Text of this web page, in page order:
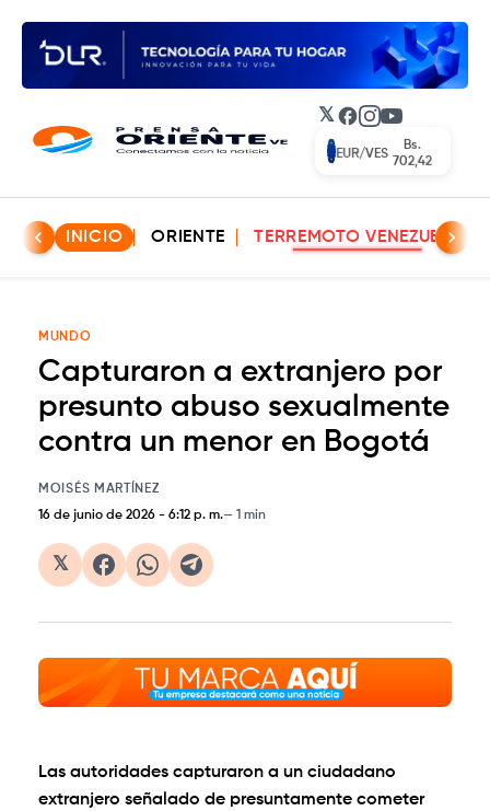
𝕏 Facebook
Instagram
YouTube
EUR/VES
Bs.
702,42
INICIO ORIENTE TERREMOTO VENEZUELA
MUNDO
Capturaron a extranjero por
presunto abuso sexualmente
contra un menor en Bogotá
MOISÉS MARTÍNEZ
16 de junio de 2026 - 6:12 p. m. 1 min
𝕏
Las autoridades capturaron a un ciudadano
extranjero señalado de presuntamente cometer